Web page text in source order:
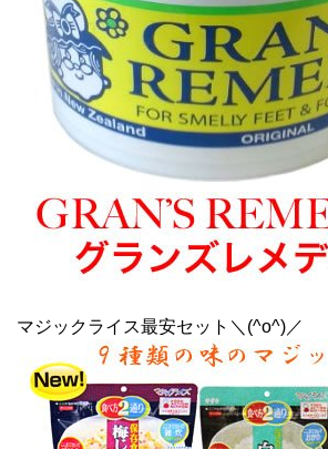
マジックライス最安セット＼(^o^)／